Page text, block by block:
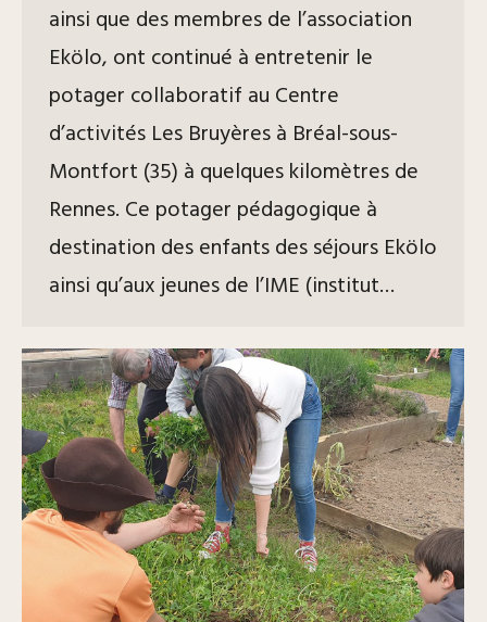
ainsi que des membres de l’association
Ekölo, ont continué à entretenir le
potager collaboratif au Centre
d’activités Les Bruyères à Bréal-sous-
Montfort (35) à quelques kilomètres de
Rennes. Ce potager pédagogique à
destination des enfants des séjours Ekölo
ainsi qu’aux jeunes de l’IME (institut…